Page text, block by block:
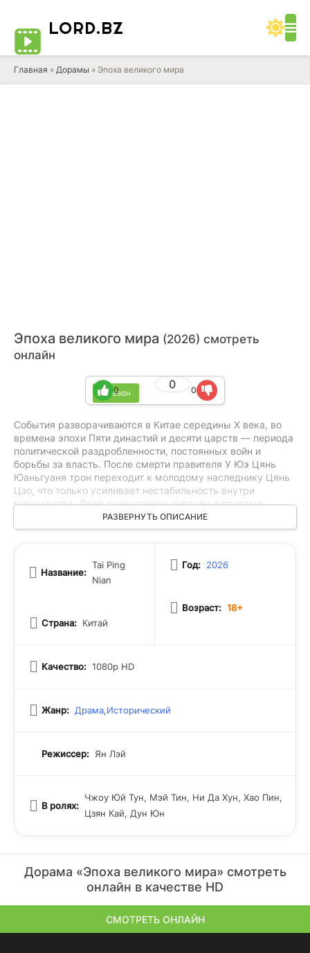
LORD.BZ
Главная » Дорамы » Эпоха великого мира
Эпоха великого мира (2026) смотреть
онлайн
1 сезон
0
0 0
События разворачиваются в Китае середины X века, во
времена эпохи Пяти династий и десяти царств — периода
политической раздробленности, постоянных войн и
борьбы за власть. После смерти правителя У Юэ Цянь
Юаньгуаня трон переходит к молодому наследнику Цянь
Цзо, что только усиливает нестабильность внутри
государства. Двор оказывается охвачен интригами,
тайными заговорами и соперничеством за влияние, тогда
как внешние угрозы и непрочные союзы с соседними
сохранение власти, безопасности и будущего своего
РАЗВЕРНУТЬ ОПИСАНИЕ
Название:
Tai Ping
Nian
Страна: Китай
Год: 2026
Возраст: 18+
Качество: 1080p HD
Жанр: Драма,Исторический
Режиссер: Ян Лэй
В ролях:
Чжоу Юй Тун, Мэй Тин, Ни Да Хун, Хао Пин,
Цзян Кай, Дун Юн
Дорама «Эпоха великого мира» смотреть
онлайн в качестве HD
СМОТРЕТЬ ОНЛАЙН